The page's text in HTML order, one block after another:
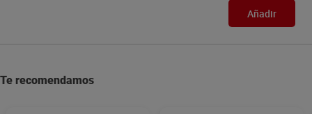
Añadir
Te recomendamos